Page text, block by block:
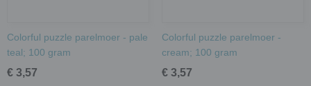
Colorful puzzle parelmoer - pale
teal; 100 gram
€ 3,57
Colorful puzzle parelmoer -
cream; 100 gram
€ 3,57